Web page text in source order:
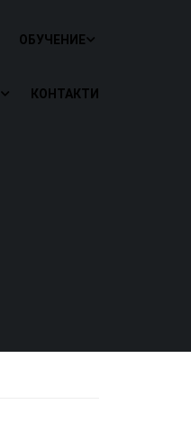
ОБУЧЕНИЕ
КОНТАКТИ